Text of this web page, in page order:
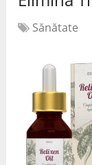
Sănătate